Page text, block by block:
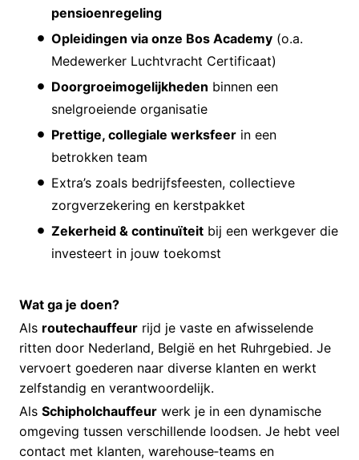
pensioenregeling
Opleidingen via onze Bos Academy (o.a.
Medewerker Luchtvracht Certificaat)
Doorgroeimogelijkheden binnen een
snelgroeiende organisatie
Prettige, collegiale werksfeer in een
betrokken team
Extra’s zoals bedrijfsfeesten, collectieve
zorgverzekering en kerstpakket
Zekerheid & continuïteit bij een werkgever die
investeert in jouw toekomst
Wat ga je doen?
Als routechauffeur rijd je vaste en afwisselende
ritten door Nederland, België en het Ruhrgebied. Je
vervoert goederen naar diverse klanten en werkt
zelfstandig en verantwoordelijk.
Als Schipholchauffeur werk je in een dynamische
omgeving tussen verschillende loodsen. Je hebt veel
contact met klanten, warehouse‑teams en